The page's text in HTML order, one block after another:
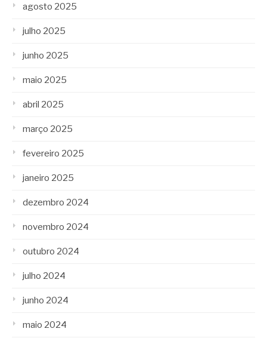
agosto 2025
julho 2025
junho 2025
maio 2025
abril 2025
março 2025
fevereiro 2025
janeiro 2025
dezembro 2024
novembro 2024
outubro 2024
julho 2024
junho 2024
maio 2024